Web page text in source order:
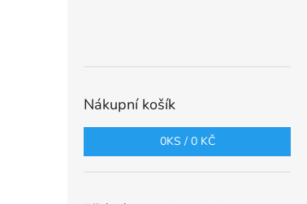
Nákupní košík
0KS / 0 KČ